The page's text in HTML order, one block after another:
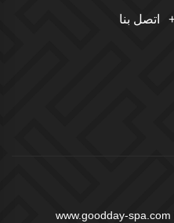
اتصل بنا
www.goodday-spa.com